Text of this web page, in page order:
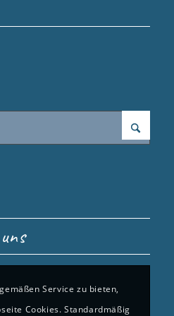
Service zu bieten,
Cookies. Standardmäßig